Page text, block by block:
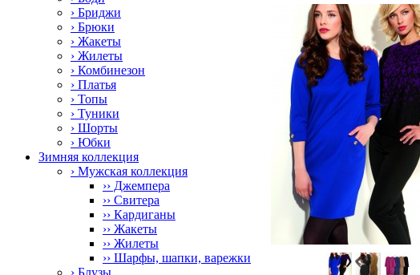
› Бриджи
› Брюки
› Жакеты
› Жилеты
› Комбинезон
› Платья
› Топы
› Туники
› Шорты
› Юбки
Зимняя коллекция
› Мужская коллекция
›› Джемпера
›› Свитера
›› Кардиганы
›› Жакеты
›› Жилеты
›› Шарфы, шапки, варежки
› Блузы